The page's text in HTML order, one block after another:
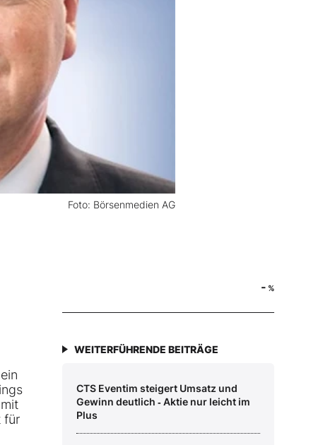
Foto: Börsenmedien AG
für
- %
WEITERFÜHRENDE BEITRÄGE
CTS Eventim steigert Umsatz und
Gewinn deutlich ‑ Aktie nur leicht im
Plus